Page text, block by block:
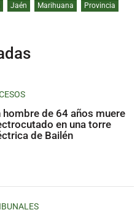
Jaén Marihuana
Provincia
hombre de 64 años muere
en una torre
de Bailén